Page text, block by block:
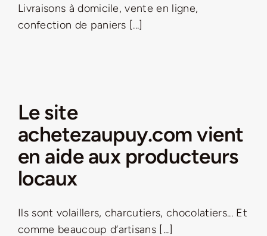
Livraisons à domicile, vente en ligne,
confection de paniers [...]
Le site
achetezaupuy.com vient
en aide aux producteurs
locaux
Ils sont volaillers, charcutiers, chocolatiers... Et
comme beaucoup d’artisans [...]